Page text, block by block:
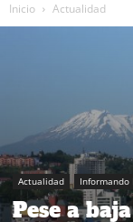
Inicio Actualidad
Actualidad Informando
Pese a